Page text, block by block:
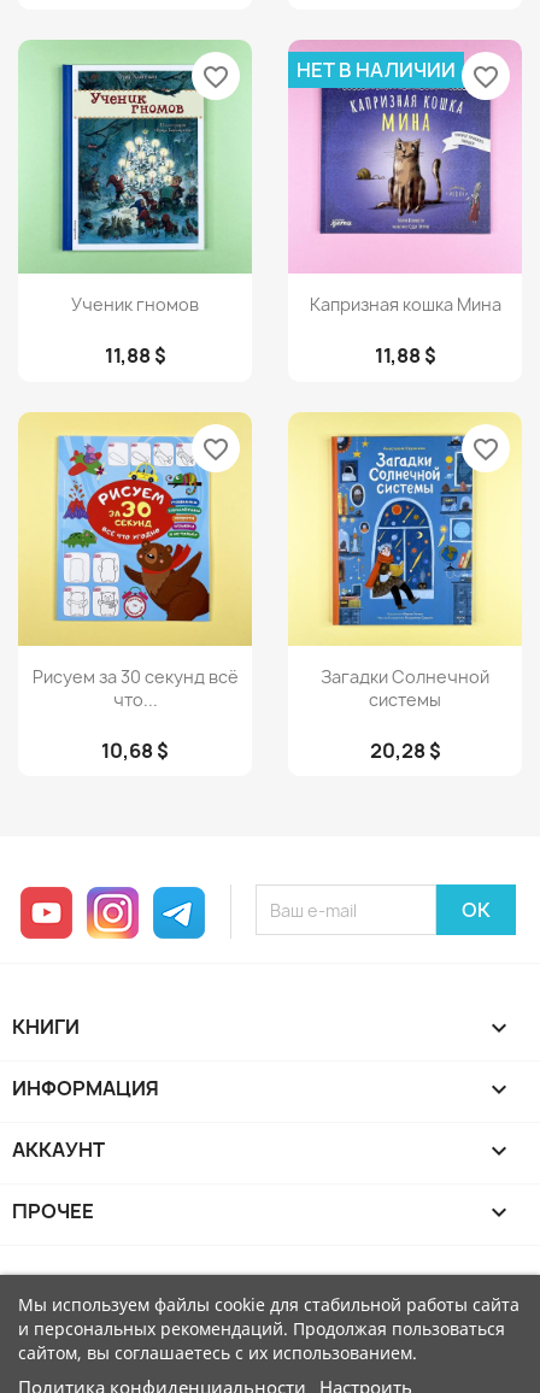
Просмотр
Ученик гномов
11,88 $
favorite_border
Просмотр
Капризная кошка Мина
11,88 $
НЕТ В НАЛИЧИИ favorite_border
 Просмотр
Рисуем за 30 секунд всё
что...
10,68 $
favorite_border
Просмотр
Загадки Солнечной
системы
20,28 $
favorite_border
YouTube InstagramTelegram
КНИГИ 
ИНФОРМАЦИЯ 
АККАУНТ 
ПРОЧЕЕ 
Мы используем файлы cookie для стабильной работы сайта
и персональных рекомендаций. Продолжая пользоваться
сайтом, вы соглашаетесь с их использованием.
Политика конфиденциальности Настроить